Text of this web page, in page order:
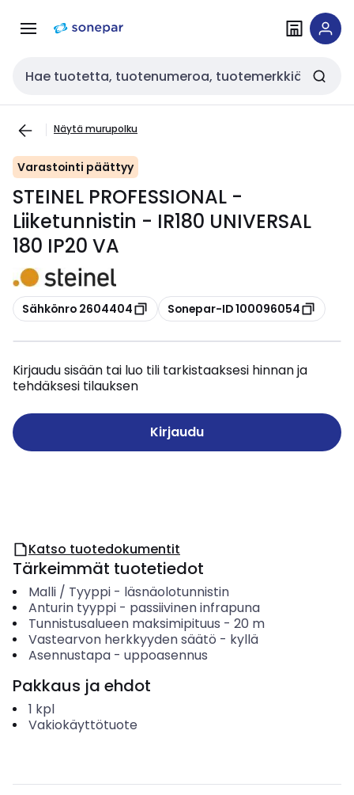
navigointiinsisältöön
Haku
Näytä murupolku
Varastointi päättyy
STEINEL PROFESSIONAL -
Liiketunnistin - IR180 UNIVERSAL
180 IP20 VA
Kopioi
Sähkönro 2604404 Kopioi
Sonepar-ID 100096054
Kirjaudu sisään tai luo tili tarkistaaksesi hinnan ja
tehdäksesi tilauksen
Kirjaudu
Katso tuotedokumentit
Tärkeimmät tuotetiedot
Malli / Tyyppi- läsnäolotunnistin
Anturin tyyppi- passiivinen infrapuna
Tunnistusalueen maksimipituus - 20 m
Vastearvon herkkyyden säätö - kyllä
Asennustapa- uppoasennus
Pakkaus ja ehdot
1 kpl
Vakiokäyttötuote